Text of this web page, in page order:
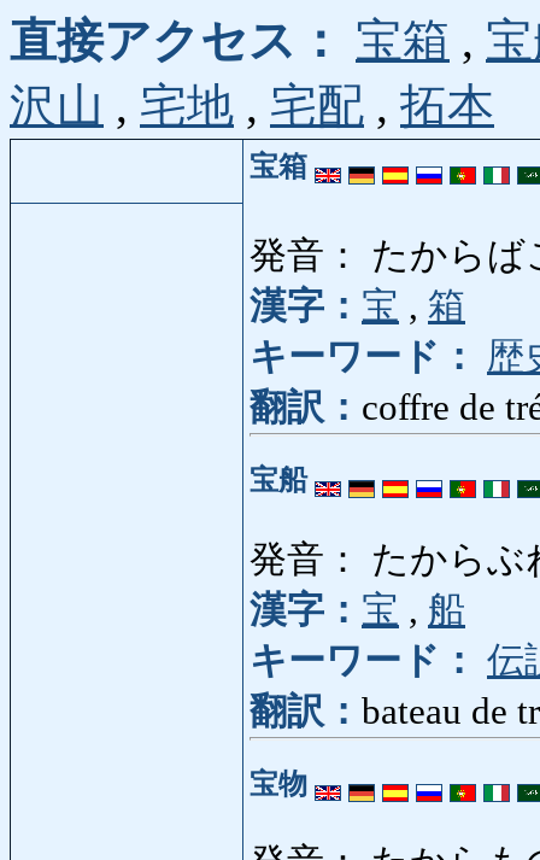
直接アクセス： 宝箱 ,
沢山 , 宅地 , 宅配 , 拓本
宝箱
発音： たからば
漢字： 宝 , 箱
キーワード：
歴
翻訳： coffre de
宝船
発音： たからぶ
漢字： 宝 , 船
キーワード： 伝
翻訳： bateau de
宝物